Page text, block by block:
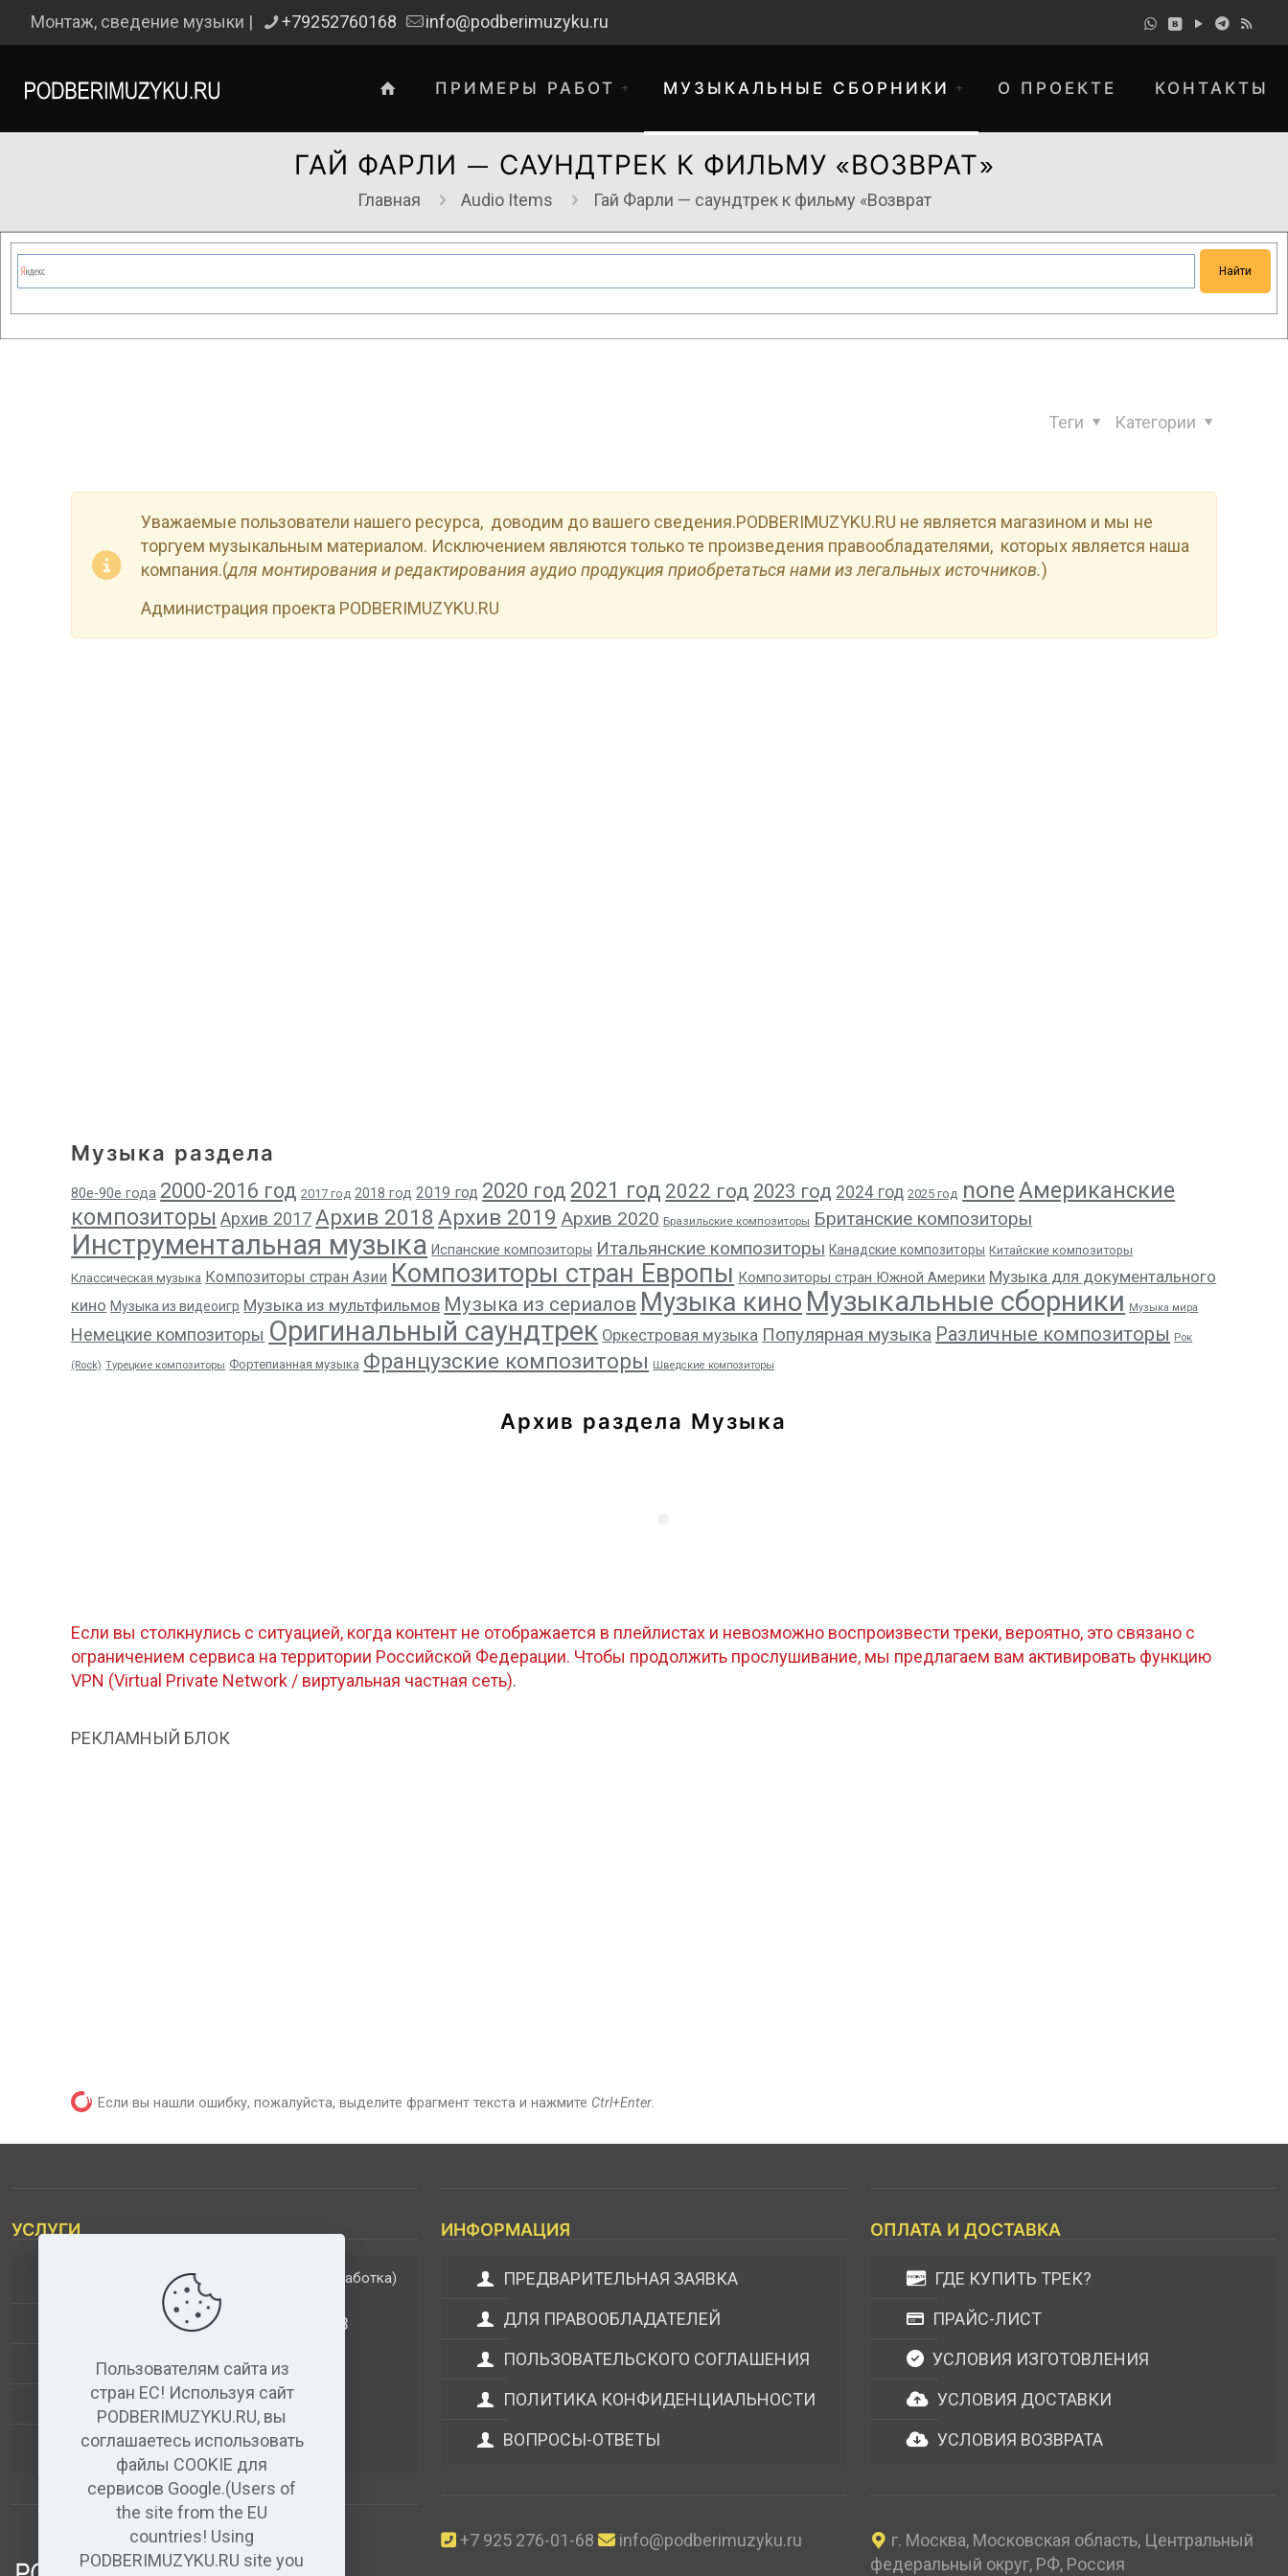
Монтаж, сведение музыки | +79252760168 info@podberimuzyku.ru
ПРИМЕРЫ РАБОТ МУЗЫКАЛЬНЫЕ СБОРНИКИ О ПРОЕКТЕ КОНТАКТЫ
ГАЙ ФАРЛИ — САУНДТРЕК К ФИЛЬМУ «ВОЗВРАТ»
Главная Audio Items Гай Фарли — саундтрек к фильму «Возврат
Категории
Теги
Уважаемые пользователи нашего ресурса, доводим до вашего сведения.PODBERIMUZYKU.RU не является магазином и мы не
торгуем музыкальным материалом. Исключением являются только те произведения правообладателями, которых является наша
компания.(для монтирования и редактирования аудио продукция приобретаться нами из легальных источников.)
Администрация проекта PODBERIMUZYKU.RU
Музыка раздела
80е-90е года 2000-2016 год 2017 год 2018 год 2019 год 2020 год 2021 год 2022 год 2023 год 2024 год 2025 год noneАмериканские
композиторы Архив 2017Архив 2018 Архив 2019 Архив 2020 Бразильские композиторы Британские композиторы
Инструментальная музыка Испанские композиторы Итальянские композиторы Канадские композиторы Китайские композиторы
Классическая музыка Композиторы стран Азии Композиторы стран Европы Композиторы стран Южной Америки Музыка для документального
кино Музыка из видеоигр Музыка из мультфильмов Музыка из сериалов Музыка кино Музыкальные сборники Музыка мира
Немецкие композиторы Оригинальный саундтрек Оркестровая музыка Популярная музыка Различные композиторы Рок
(Rock) Турецкие композиторы Фортепианная музыка Французские композиторы Шведские композиторы
Архив раздела Музыка
Если вы столкнулись с ситуацией, когда контент не отображается в плейлистах и невозможно воспроизвести треки, вероятно, это связано с
ограничением сервиса на территории Российской Федерации. Чтобы продолжить прослушивание, мы предлагаем вам активировать функцию
VPN (Virtual Private Network / виртуальная частная сеть).
РЕКЛАМНЫЙ БЛОК
Если вы нашли ошибку, пожалуйста, выделите фрагмент текста и нажмите Ctrl+Enter.
УСЛУГИ
ДОПОЛНИТЕЛЬНЫЕ УСЛУГИ (обработка)
АНАЛИЗ МУЗЫКАЛЬНЫХ ТРЕКОВ
ВИДЕО+АУДИО
УСЛУГИ ЗВУКОЗАПИСИ
АУДИО РЕДАКТОР(бесплатный)
ИНФОРМАЦИЯ
ПРЕДВАРИТЕЛЬНАЯ ЗАЯВКА
ДЛЯ ПРАВООБЛАДАТЕЛЕЙ
ПОЛЬЗОВАТЕЛЬСКОГО СОГЛАШЕНИЯ
ПОЛИТИКА КОНФИДЕНЦИАЛЬНОСТИ
ВОПРОСЫ-ОТВЕТЫ
+7 925 276-01-68 info@podberimuzyku.ru
ОПЛАТА И ДОСТАВКА
ГДЕ КУПИТЬ ТРЕК?
ПРАЙС-ЛИСТ
УСЛОВИЯ ИЗГОТОВЛЕНИЯ
УСЛОВИЯ ДОСТАВКИ
УСЛОВИЯ ВОЗВРАТА
г. Москва, Московская область, Центральный
федеральный округ, РФ, Россия
Пользователям сайта из
стран ЕС! Используя сайт
PODBERIMUZYKU.RU, вы
соглашаетесь использовать
файлы COOKIE для
сервисов Google.(Users of
the site from the EU
countries! Using
PODBERIMUZYKU.RU site you